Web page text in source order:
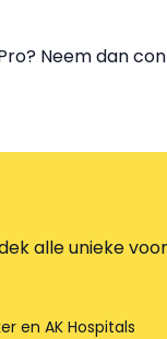
Neem dan
alle unieke
en AK Hospitals